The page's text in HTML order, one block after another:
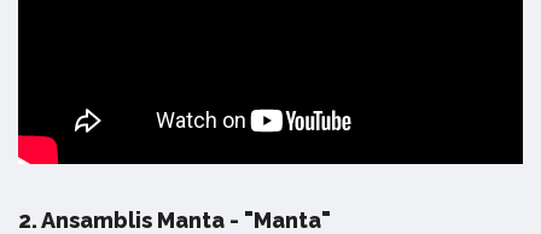
2.Ansamblis Manta - "Manta"